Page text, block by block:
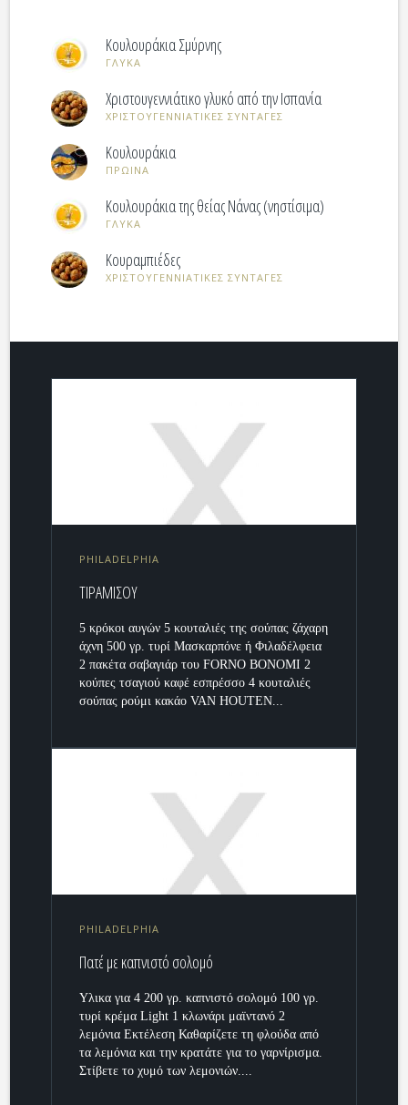
Κουλουράκια Σμύρνης
ΓΛΥΚΑ
Χριστουγεννιάτικο γλυκό από την Ισπανία
ΧΡΙΣΤΟΥΓΕΝΝΙΑΤΙΚΕΣ ΣΥΝΤΑΓΕΣ
Κουλουράκια
ΠΡΩΙΝΑ
Κουλουράκια της θείας Νάνας (νηστίσιμα)
ΓΛΥΚΑ
Κουραμπιέδες
ΧΡΙΣΤΟΥΓΕΝΝΙΑΤΙΚΕΣ ΣΥΝΤΑΓΕΣ
PHILADELPHIA
ΤΙΡΑΜΙΣΟΥ
5 κρόκοι αυγών 5 κουταλιές της σούπας ζάχαρη
άχνη 500 γρ. τυρί Μασκαρπόνε ή Φιλαδέλφεια
2 πακέτα σαβαγιάρ του FORNO BONOMI 2
κούπες τσαγιού καφέ εσπρέσσο 4 κουταλιές
σούπας ρούμι κακάο VAN HOUTEN...
PHILADELPHIA
Πατέ με καπνιστό σολομό
Υλικα για 4 200 γρ. καπνιστό σολομό 100 γρ.
τυρί κρέμα Light 1 κλωνάρι μαϊντανό 2
λεμόνια Εκτέλεση Καθαρίζετε τη φλούδα από
τα λεμόνια και την κρατάτε για το γαρνίρισμα.
Στίβετε το χυμό των λεμονιών....